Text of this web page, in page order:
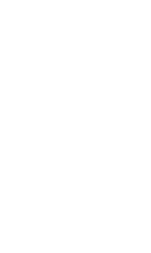
Empirijska